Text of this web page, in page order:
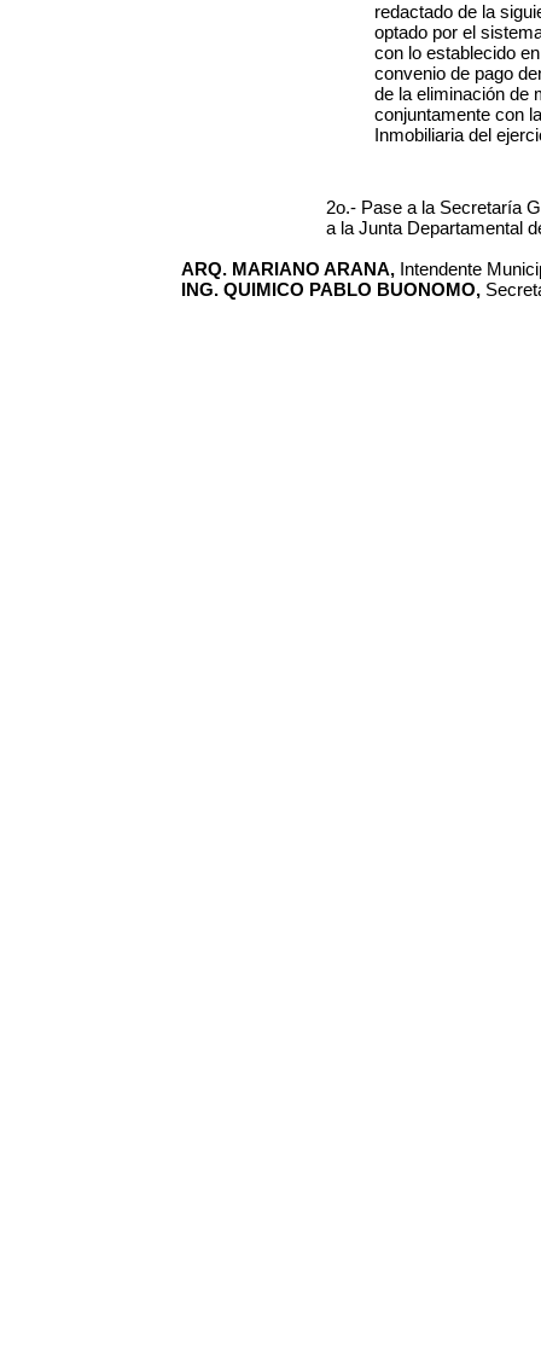
redactado de la
optado por el
con lo establecido
convenio de pago
de la eliminación de
conjuntamente con
Inmobiliaria del
2o.- Pase a la Secretaría
a la Junta Departamental
ARQ. MARIANO ARANA, Intendente
ING. QUIMICO PABLO BUONOMO,